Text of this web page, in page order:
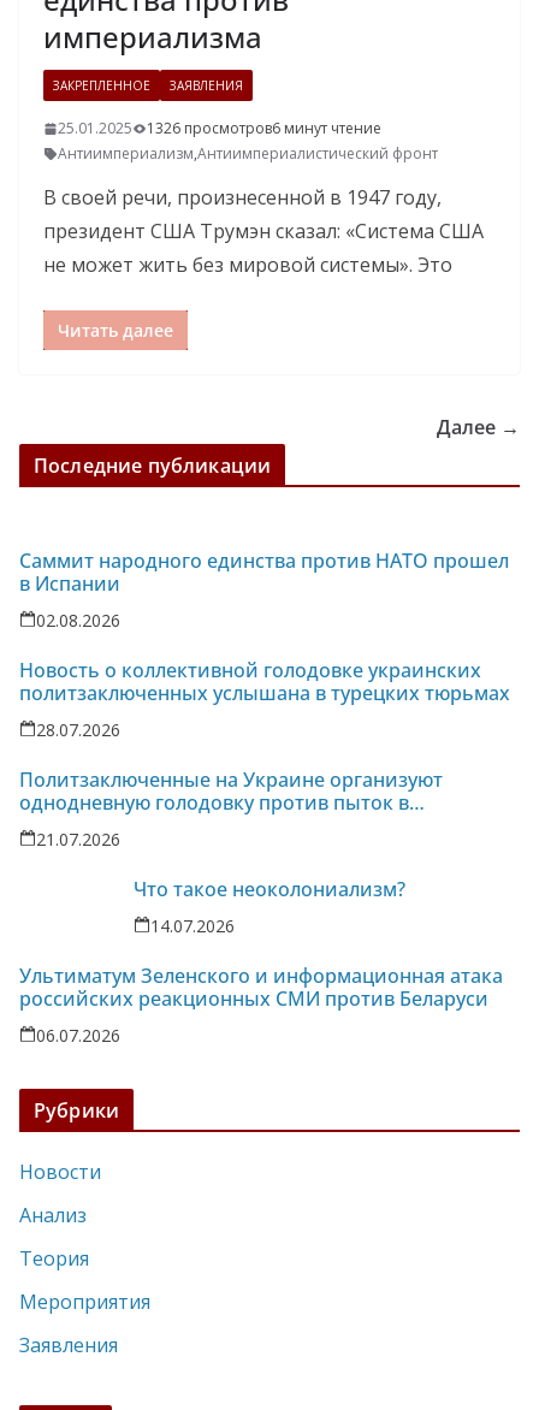
империализма
ЗАКРЕПЛЕННОЕ ЗАЯВЛЕНИЯ
25.01.2025 1326 просмотров6 минут чтение
Антиимпериализм,Антиимпериалистический фронт
В своей речи, произнесенной в 1947 году,
президент США Трумэн сказал: «Система США
не может жить без мировой системы». Это
Читать далее
Далее →
Последние публикации
Саммит народного единства против НАТО прошел
в Испании
02.08.2026
Новость о коллективной голодовке украинских
политзаключенных услышана в турецких тюрьмах
28.07.2026
Политзаключенные на Украине организуют
однодневную голодовку против пыток в
колонии-86
21.07.2026
Что такое неоколониализм?
14.07.2026
Ультиматум Зеленского и информационная атака
российских реакционных СМИ против Беларуси
06.07.2026
Рубрики
Новости
Анализ
Теория
Мероприятия
Заявления